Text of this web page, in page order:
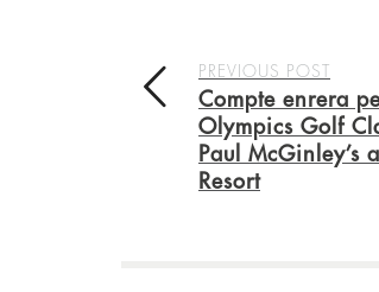
PREVIOUS POST
Compte enrera
Olympics Golf
Paul McGinley’s
Resort